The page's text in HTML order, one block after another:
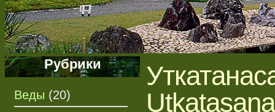
Рубрики
Веды (20)
Utkatasana